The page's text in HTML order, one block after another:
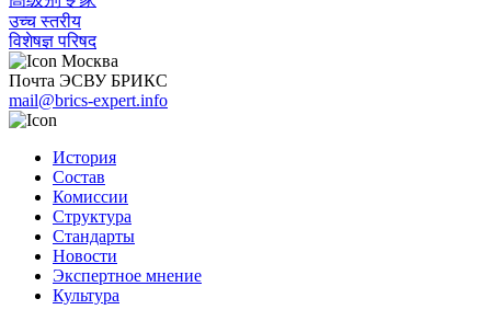
उच्च स्तरीय
विशेषज्ञ परिषद
Москва
Почта ЭСВУ БРИКС
mail@brics-expert.info
История
Состав
Комиссии
Структура
Стандарты
Новости
Экспертное мнение
Культура